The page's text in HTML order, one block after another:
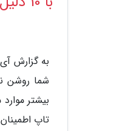
به گزارش
شما روشن
بیشتر
تاپ